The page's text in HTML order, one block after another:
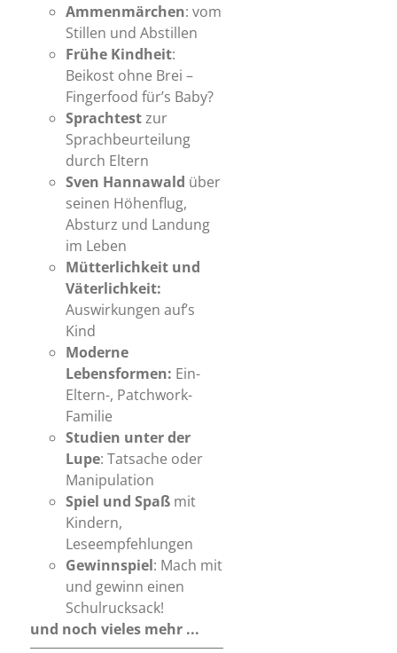
Ammenmärchen: vom
Stillen und Abstillen
Frühe Kindheit:
Beikost ohne Brei –
Fingerfood für’s Baby?
Sprachtestzur
Sprachbeurteilung
durch Eltern
Sven Hannawald über
seinen Höhenflug,
Absturz und Landung
im Leben
Mütterlichkeit und
Väterlichkeit:
Auswirkungen auf’s
Kind
Moderne
Lebensformen: Ein-
Eltern-, Patchwork-
Familie
Studien unter der
Lupe: Tatsache oder
Manipulation
Spiel und Spaß mit
Kindern,
Leseempfehlungen
Gewinnspiel: Mach mit
und gewinn einen
Schulrucksack!
und noch vieles mehr ...